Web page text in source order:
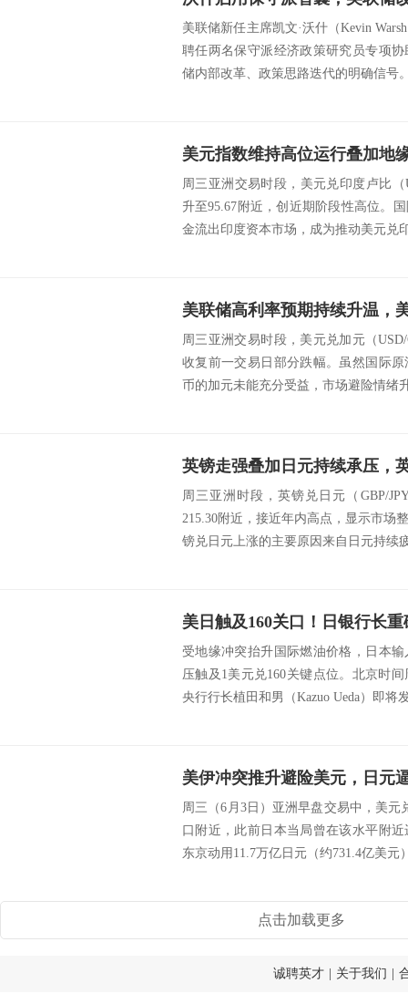
美联储新任主席凯文·沃什（Kevin
聘任两名保守派经济政策研究员专项
储内部改革、政策思路迭代的明确信号
周三亚洲交易时段，美元兑印度卢比
升至95.67附近，创近期阶段性高位。
金流出印度资本市场，成为推动美元兑
周三亚洲交易时段，美元兑加元（
收复前一交易日部分跌幅。虽然国际
币的加元未能充分受益，市场避险情绪
英镑走强叠加日元持续承压，
周三亚洲时段，英镑兑日元（GBP/
215.30附近，接近年内高点，显示市场
镑兑日元上涨的主要原因来自日元持续
受地缘冲突抬升国际燃油价格，日本
压触及1美元兑160关键点位。北京时
央行行长植田和男（Kazuo Ueda）即将
周三（6月3日）亚洲早盘交易中，美元
口附近，此前日本当局曾在该水平附
东京动用11.7万亿日元（约731.4亿美元
点击加载更多
诚聘英才 关于我们